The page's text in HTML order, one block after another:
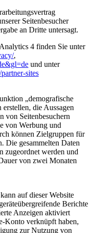
Seitenbesucher
an Dritte untersagt.
4 finden Sie unter
/,
&gl=de und unter
/partner-sites
„demografische
die Aussagen
von Seitenbesuchern
von Werbung und
können Zielgruppen für
Die gesammelten Daten
zugeordnet werden und
von zwei Monaten
auf dieser Website
Berichte
Anzeigen aktiviert
Konto verknüpft haben,
zur Nutzung von